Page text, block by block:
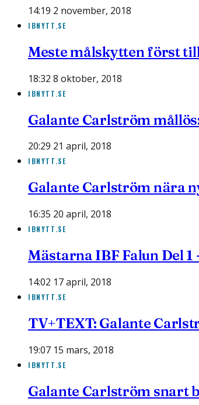
14:19 2 november, 2018
IBNYTT.SE
Meste målskytten först
18:32 8 oktober, 2018
IBNYTT.SE
Galante Carlström
20:29 21 april, 2018
IBNYTT.SE
Galante Carlström nära
16:35 20 april, 2018
IBNYTT.SE
Mästarna IBF Falun Del
14:02 17 april, 2018
IBNYTT.SE
TV+TEXT: Galante
19:07 15 mars, 2018
IBNYTT.SE
Galante Carlström snart